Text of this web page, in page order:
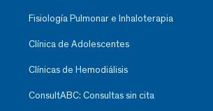
Fisiología Pulmonar e Inhaloterapia
Clínica de Adolescentes
Clínicas de Hemodiálisis
ConsultABC: Consultas sin cita